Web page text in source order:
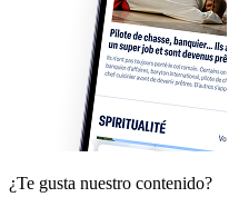
¿Te gusta nuestro contenido?